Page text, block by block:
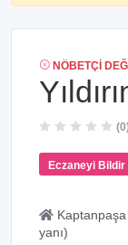
NÖBETÇI
Eczaneyi Bildir
yanı)